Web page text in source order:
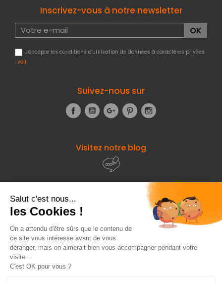
Inscrivez-vous à notre newsletter
J'accepte les conditions d'utilisation de données à caractères privées
: voir
Suivez-nous sur
FacebookYouTubeGoogle+Pinterest
Visitez notre blog
À propos de
Fourniresto
Entre vous et nous